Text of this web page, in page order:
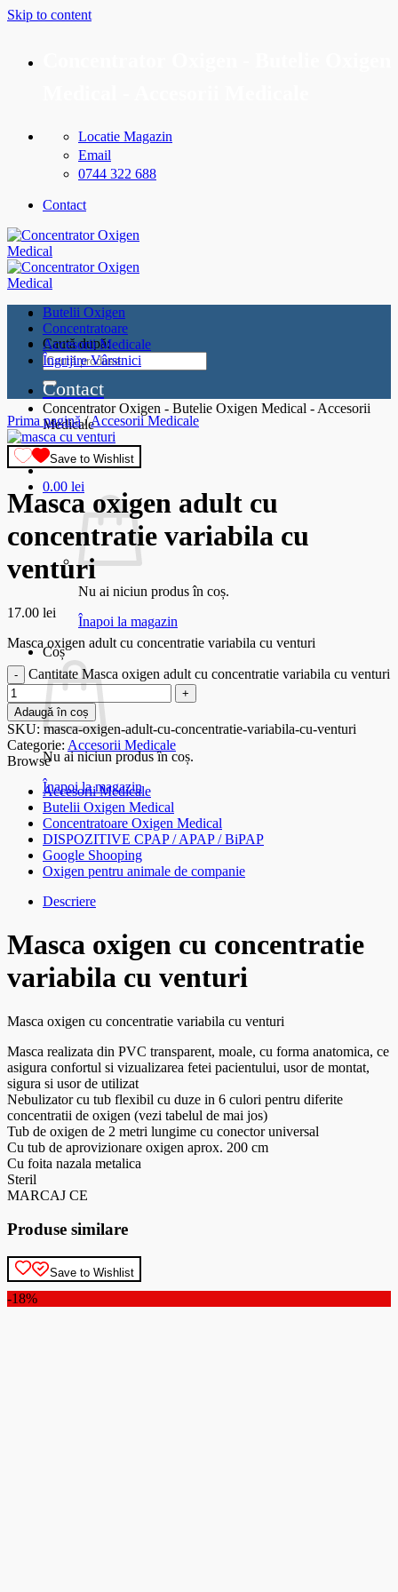
Skip to content
Locatie Magazin
Email
0744 322 688
Contact
Caută după:
Concentrator Oxigen - Butelie Oxigen Medical - Accesorii
Medicale
0.00 lei
Nu ai niciun produs în coș.
Înapoi la magazin
Coș
Nu ai niciun produs în coș.
Înapoi la magazin
Butelii Oxigen
Concentratoare
Accesorii Medicale
Îngrijire Vârstnici
Contact
Prima pagină /Accesorii Medicale
Save to Wishlist
Masca oxigen adult cu
concentratie variabila cu
venturi
17.00 lei
Masca oxigen adult cu concentratie variabila cu venturi
Cantitate Masca oxigen adult cu concentratie variabila cu venturi
Adaugă în coș
SKU:masca-oxigen-adult-cu-concentratie-variabila-cu-venturi
Categorie: Accesorii Medicale
Browse
Accesorii Medicale
Butelii Oxigen Medical
Concentratoare Oxigen Medical
DISPOZITIVE CPAP / APAP / BiPAP
Google Shooping
Oxigen pentru animale de companie
Descriere
Masca oxigen cu concentratie
variabila cu venturi
Masca oxigen cu concentratie variabila cu venturi
Masca realizata din PVC transparent, moale, cu forma anatomica, ce
asigura confortul si vizualizarea fetei pacientului, usor de montat,
sigura si usor de utilizat
Nebulizator cu tub flexibil cu duze in 6 culori pentru diferite
concentratii de oxigen (vezi tabelul de mai jos)
Tub de oxigen de 2 metri lungime cu conector universal
Cu tub de aprovizionare oxigen aprox. 200 cm
Cu foita nazala metalica
Steril
MARCAJ CE
Produse similare
Save to Wishlist
-18%